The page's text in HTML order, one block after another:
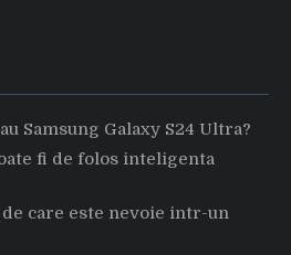
Samsung Galaxy S24 Ultra?
fi de folos inteligenta
care este nevoie intr-un